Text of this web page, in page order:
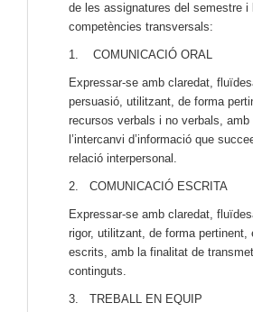
de les assignatures del semestre i
competències transversals:
1. COMUNICACIÓ ORAL
Expressar-se amb claredat,
persuasió, utilitzant, de forma
recursos verbals i no verbals,
l’intercanvi d’informació que
relació interpersonal.
2. COMUNICACIÓ ESCRITA
Expressar-se amb claredat,
rigor, utilitzant, de forma pertinent,
escrits, amb la finalitat de
continguts.
3. TREBALL EN EQUIP